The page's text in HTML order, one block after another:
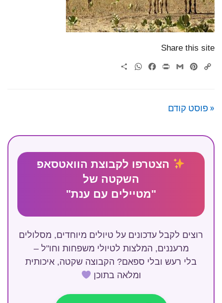
Share this site
Copy
Pinterest
Gmail
Print
Facebook
WhatsApp
« פוסט קודם
הצטרפו לקבוצת הוואטסאפ
השקטה של
"מטיילים עם ענת"
רוצים לקבל עדכונים על טיולים מיוחדים, מסלולים
מרעננים, המלצות לטיולי משפחות וחו"ל –
בלי רעש ובלי ספאם? הקבוצה שקטה, איכותית
ומלאה בתוכן